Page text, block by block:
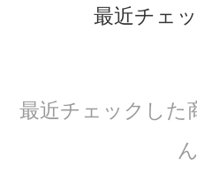
最近チェ
最近チェックした